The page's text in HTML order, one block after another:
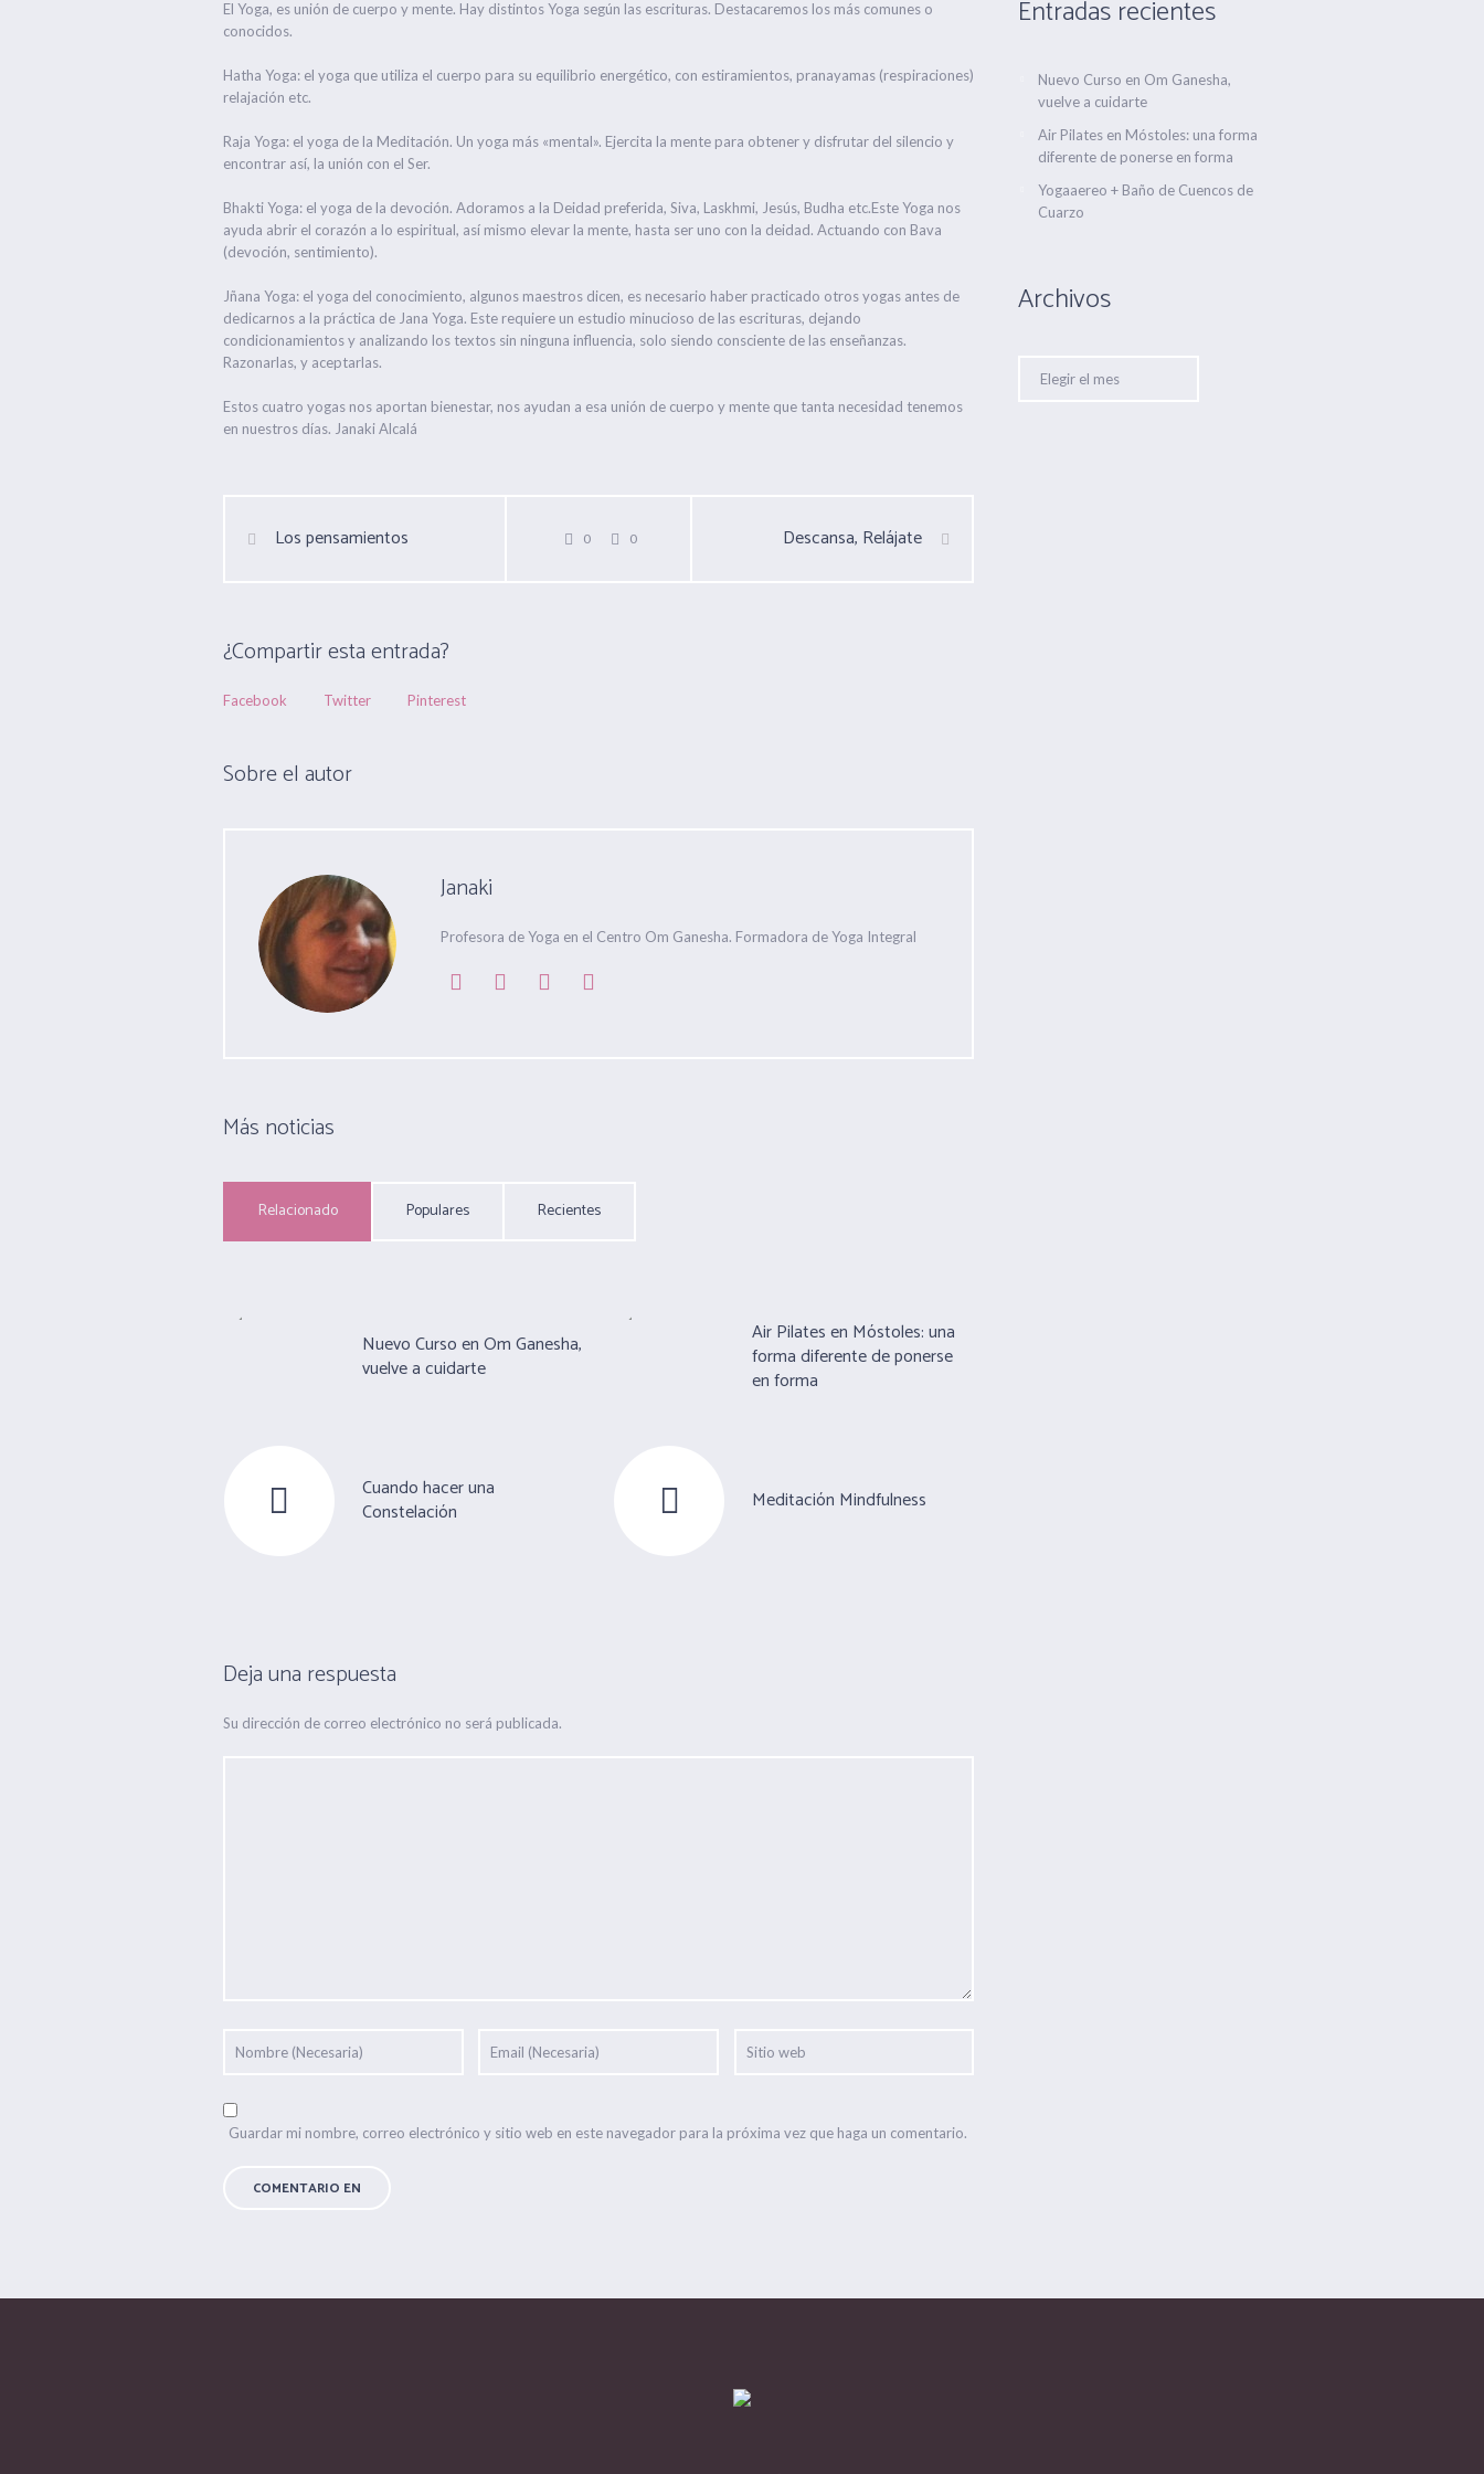
El Yoga, es unión de cuerpo y mente. Hay distintos Yoga según las escrituras. Destacaremos los más comunes o
conocidos.
Hatha Yoga: el yoga que utiliza el cuerpo para su equilibrio energético, con estiramientos, pranayamas (respiraciones)
relajación etc.
Raja Yoga: el yoga de la Meditación. Un yoga más «mental». Ejercita la mente para obtener y disfrutar del silencio y
encontrar así, la unión con el Ser.
Bhakti Yoga: el yoga de la devoción. Adoramos a la Deidad preferida, Siva, Laskhmi, Jesús, Budha etc.Este Yoga nos
ayuda abrir el corazón a lo espiritual, así mismo elevar la mente, hasta ser uno con la deidad. Actuando con Bava
(devoción, sentimiento).
Jñana Yoga: el yoga del conocimiento, algunos maestros dicen, es necesario haber practicado otros yogas antes de
dedicarnos a la práctica de Jana Yoga. Este requiere un estudio minucioso de las escrituras, dejando
condicionamientos y analizando los textos sin ninguna influencia, solo siendo consciente de las enseñanzas.
Razonarlas, y aceptarlas.
Estos cuatro yogas nos aportan bienestar, nos ayudan a esa unión de cuerpo y mente que tanta necesidad tenemos
en nuestros días. Janaki Alcalá
0 0
Los pensamientos Descansa, Relájate
¿Compartir esta entrada?
Facebook Twitter Pinterest
Sobre el autor
Janaki
Profesora de Yoga en el Centro Om Ganesha. Formadora de Yoga Integral
Más noticias
Relacionado Populares Recientes
Nuevo Curso en Om Ganesha,
vuelve a cuidarte
Air Pilates en Móstoles: una
forma diferente de ponerse
en forma
Cuando hacer una
Constelación
Meditación Mindfulness
Deja una respuesta
Su dirección de correo electrónico no será publicada.
Guardar mi nombre, correo electrónico y sitio web en este navegador para la próxima vez que haga un comentario.
Entradas recientes
Nuevo Curso en Om Ganesha,
vuelve a cuidarte
Air Pilates en Móstoles: una forma
diferente de ponerse en forma
Yogaaereo + Baño de Cuencos de
Cuarzo
Archivos